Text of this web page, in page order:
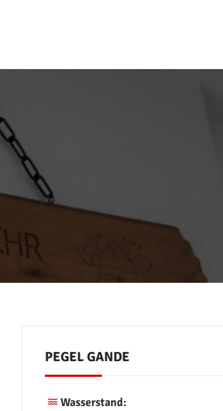
PEGEL GANDE
Wasserstand: